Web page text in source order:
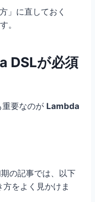
」に直しておく
。
DSLが必須
要なのが Lambda
の記事では、以下
方をよく見かけま